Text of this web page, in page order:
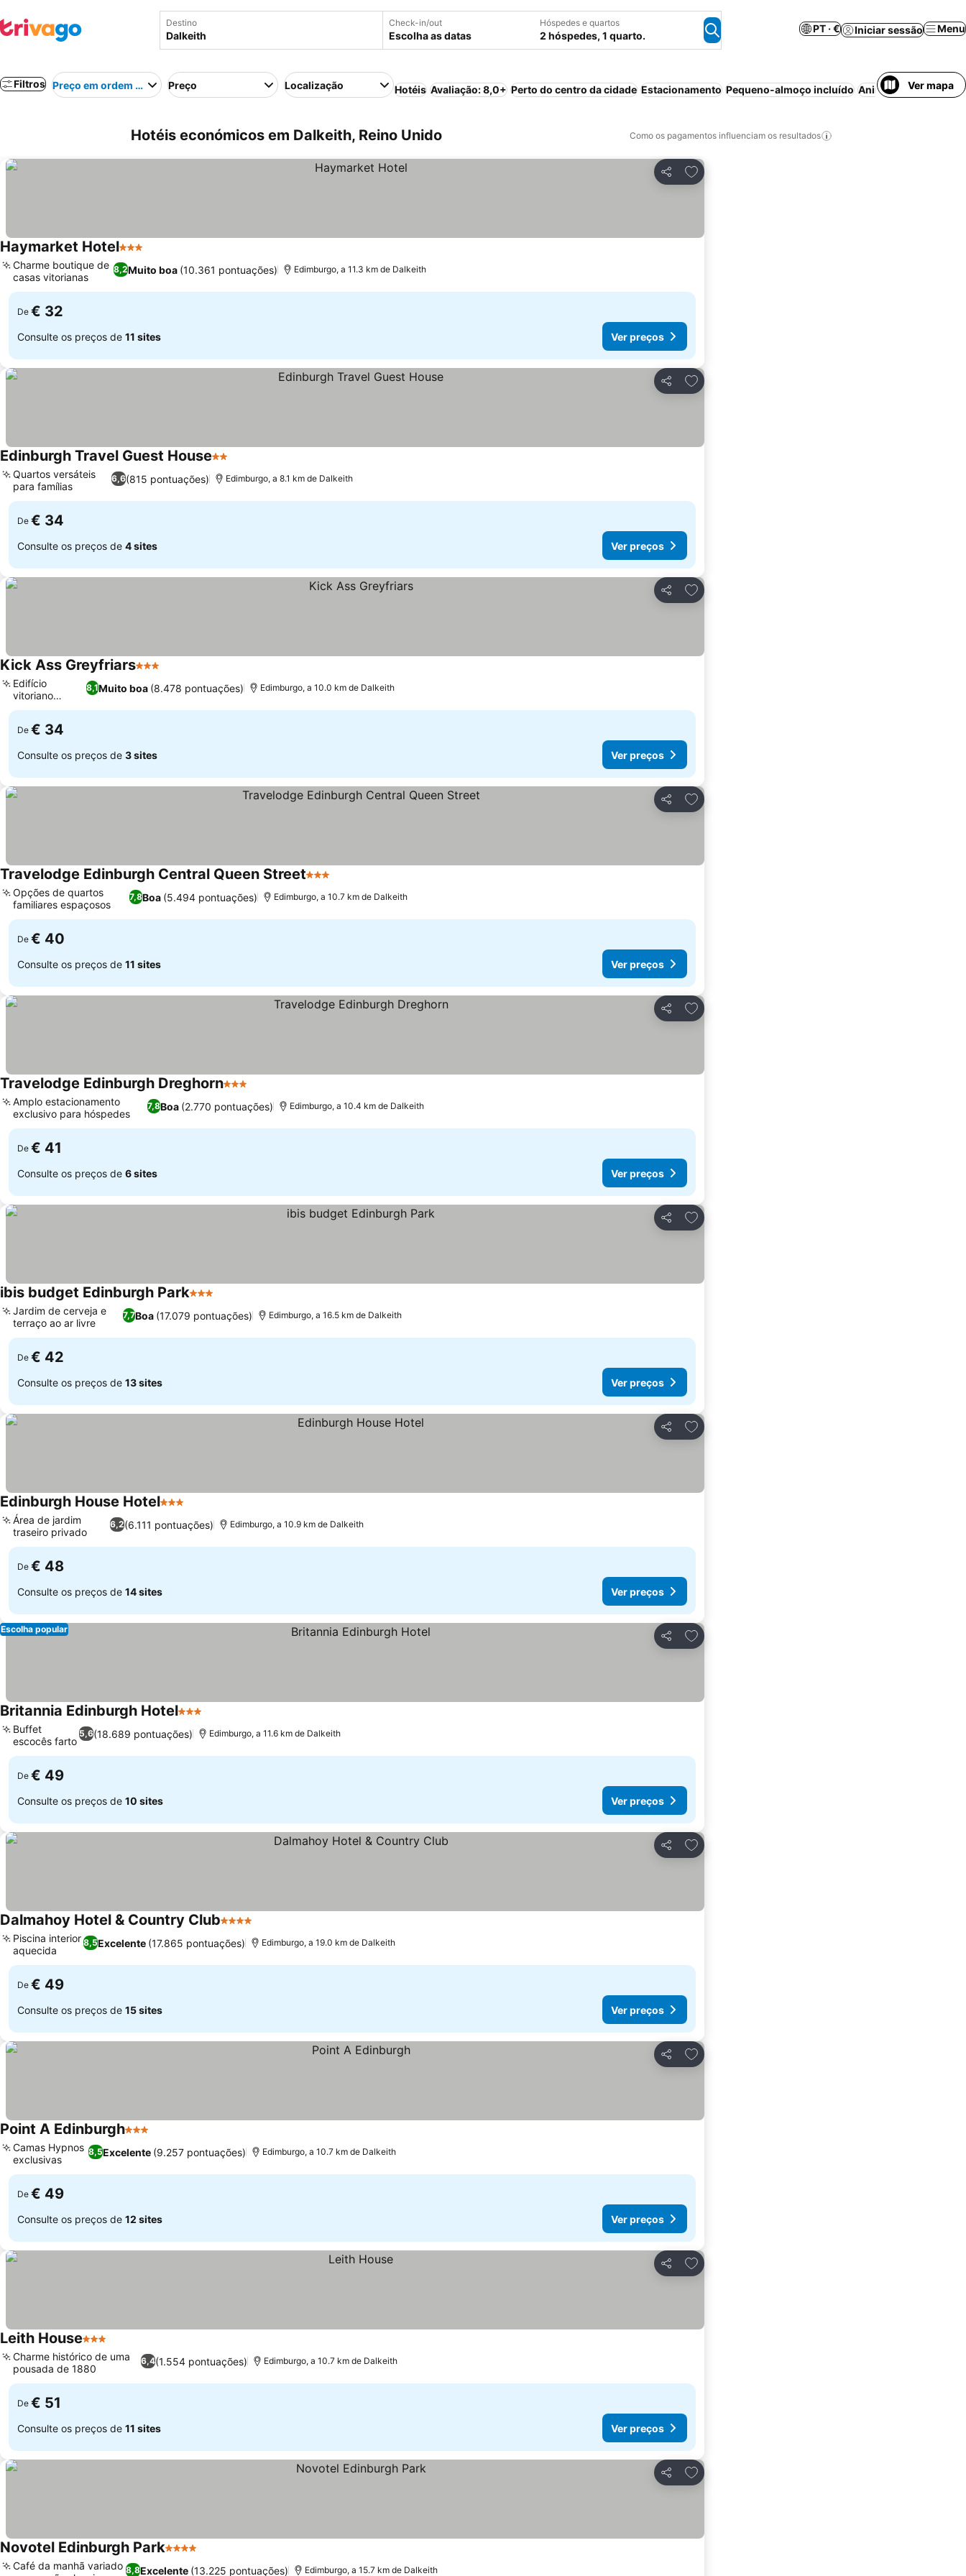
Destino Check-in/out
Escolha as datas
Hóspedes e quartos
2 hóspedes, 1 quarto.
PT · € Iniciar sessão Menu
Filtros Preço em ordem crescentePreço Localização Hotéis Avaliação: 8,0+ Perto do centro da cidade Estacionamento Pequeno-almoço incluído Animais permitidos
Ver mapa
Hotéis económicos em Dalkeith, Reino Unido Como os pagamentos influenciam os resultados
Partilhar
Adicionar aos favoritos
Haymarket Hotel3 Estrelas
8,2Muito boa (10.361 pontuações)
Charme boutique de
casas vitorianas
Edimburgo, a 11.3 km de Dalkeith
De € 32
Consulte os preços de 11 sites Ver preços
Partilhar
Adicionar aos favoritos
Edinburgh Travel Guest House2 Estrelas
6,6(815 pontuações)
Quartos versáteis
para famílias
Edimburgo, a 8.1 km de Dalkeith
De € 34
Consulte os preços de 4 sites Ver preços
Partilhar
Adicionar aos favoritos
Kick Ass Greyfriars3 Estrelas
8,1Muito boa (8.478 pontuações)
Edifício
vitoriano
histórico
Edimburgo, a 10.0 km de Dalkeith
De € 34
Consulte os preços de 3 sites Ver preços
Partilhar
Adicionar aos favoritos
Travelodge Edinburgh Central Queen Street3 Estrelas
7,8Boa (5.494 pontuações)
Opções de quartos
familiares espaçosos
Edimburgo, a 10.7 km de Dalkeith
De € 40
Consulte os preços de 11 sites Ver preços
Partilhar
Adicionar aos favoritos
Travelodge Edinburgh Dreghorn3 Estrelas
7,8Boa (2.770 pontuações)
Amplo estacionamento
exclusivo para hóspedes
Edimburgo, a 10.4 km de Dalkeith
De € 41
Consulte os preços de 6 sites Ver preços
Partilhar
Adicionar aos favoritos
ibis budget Edinburgh Park3 Estrelas
7,7Boa (17.079 pontuações)
Jardim de cerveja e
terraço ao ar livre
Edimburgo, a 16.5 km de Dalkeith
De € 42
Consulte os preços de 13 sites Ver preços
Partilhar
Adicionar aos favoritos
Edinburgh House Hotel3 Estrelas
6,2(6.111 pontuações)
Área de jardim
traseiro privado
Edimburgo, a 10.9 km de Dalkeith
De € 48
Consulte os preços de 14 sites Ver preços
Partilhar
Adicionar aos favoritos
Escolha popular
Britannia Edinburgh Hotel3 Estrelas
5,6(18.689 pontuações)
Buffet
escocês farto
Edimburgo, a 11.6 km de Dalkeith
De € 49
Consulte os preços de 10 sites Ver preços
Partilhar
Adicionar aos favoritos
Dalmahoy Hotel & Country Club4 Estrelas
8,5Excelente (17.865 pontuações)
Piscina interior
aquecida
Edimburgo, a 19.0 km de Dalkeith
De € 49
Consulte os preços de 15 sites Ver preços
Partilhar
Adicionar aos favoritos
Point A Edinburgh3 Estrelas
8,5Excelente (9.257 pontuações)
Camas Hypnos
exclusivas
Edimburgo, a 10.7 km de Dalkeith
De € 49
Consulte os preços de 12 sites Ver preços
Partilhar
Adicionar aos favoritos
Leith House3 Estrelas
6,4(1.554 pontuações)
Charme histórico de uma
pousada de 1880
Edimburgo, a 10.7 km de Dalkeith
De € 51
Consulte os preços de 11 sites Ver preços
Partilhar
Adicionar aos favoritos
Novotel Edinburgh Park4 Estrelas
8,8Excelente (13.225 pontuações)
Café da manhã variado
Edimburgo, a 15.7 km de Dalkeith